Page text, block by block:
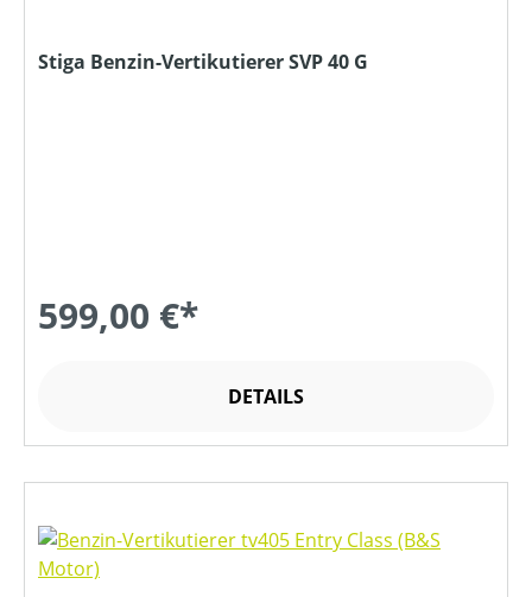
Stiga Benzin-Vertikutierer SVP 40 G
599,00 €*
DETAILS